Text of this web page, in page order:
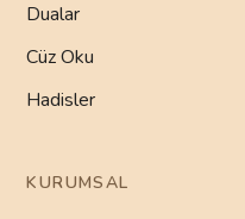
Dualar
Cüz Oku
Hadisler
KURUMSAL